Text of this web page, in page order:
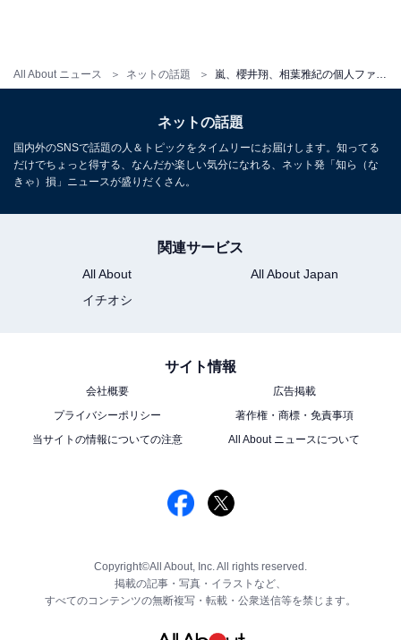
All About ニュース ネットの話題
ネットの話題
国内外のSNSで話題の人＆トピックをタイムリーにお届けします。知ってる
だけでちょっと得する、なんだか楽しい気分になれる、ネット発「知ら（な
きゃ）損」ニュースが盛りだくさん。
関連サービス
All About
All About Japan
イチオシ
サイト情報
会社概要
広告掲載
プライバシーポリシー
著作権・商標・免責事項
当サイトの情報についての注意
All About ニュースについて
Copyright©All About, Inc. All rights reserved.
掲載の記事・写真・イラストなど、
すべてのコンテンツの無断複写・転載・公衆送信等を禁じます。